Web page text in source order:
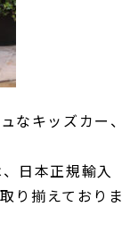
なキッズカー、
日本正規輸入
り揃えておりま